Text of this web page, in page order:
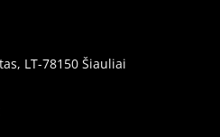
LT-78150 Šiauliai